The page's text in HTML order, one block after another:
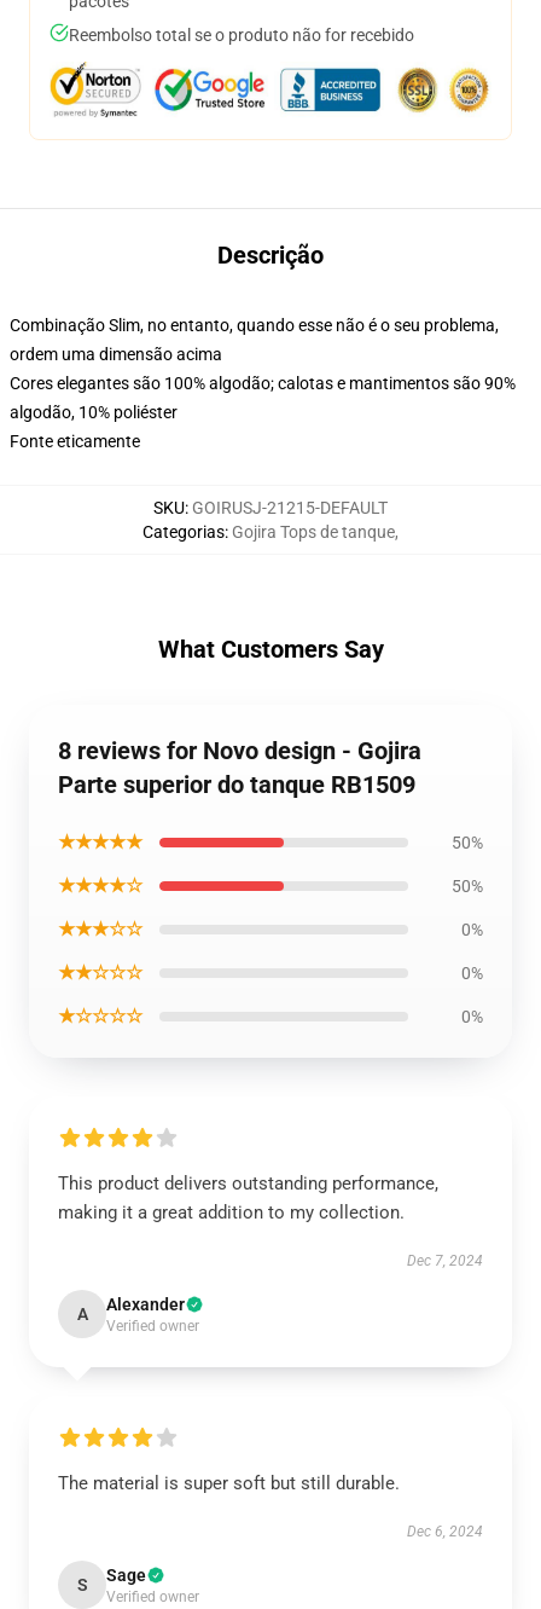
Reembolso total se o produto não for recebido
Descrição
Combinação Slim, no entanto, quando esse não é o seu problema,
ordem uma dimensão acima
Cores elegantes são 100% algodão; calotas e mantimentos são 90%
algodão, 10% poliéster
Fonte eticamente
SKU: GOIRUSJ-21215-DEFAULT
Categorias: Gojira Tops de tanque,
What Customers Say
8 reviews for Novo design - Gojira
Parte superior do tanque RB1509
★★★★★ 50%
★★★★☆ 50%
★★★☆☆ 0%
★★☆☆☆ 0%
★☆☆☆☆ 0%
This product delivers outstanding performance,
making it a great addition to my collection.
Dec 7, 2024
A Alexander
Verified owner
The material is super soft but still durable.
Dec 6, 2024
S Sage
Verified owner